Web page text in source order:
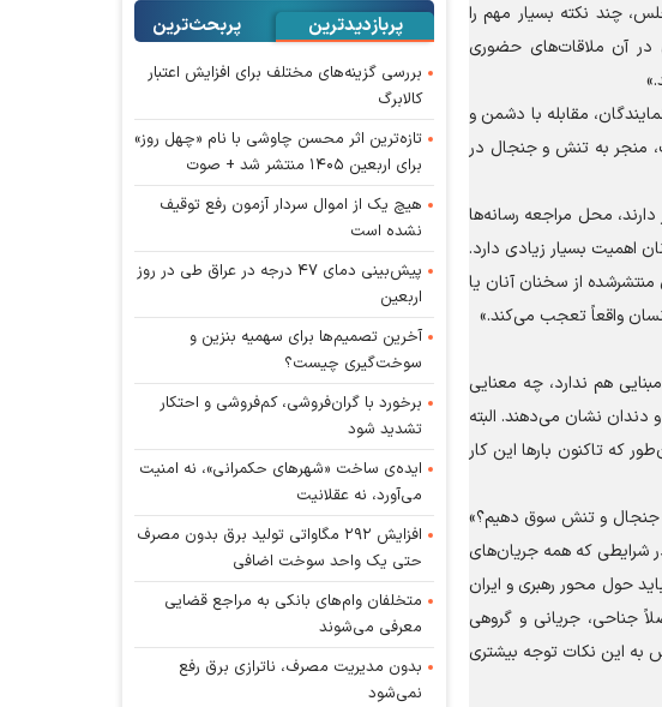
چند نکته بسیار مهم را
در آن ملاقات‌های حضوری
مقابله با دشمن و
منجر به تنش و جنجال در
محل مراجعه رسانه‌ها
اهمیت بسیار زیادی دارد.
از سخنان آنان یا
واقعاً تعجب می‌کند.»
هم ندارد، چه معنایی
دندان نشان می‌دهند. البته
که تاکنون بار‌ها این کار
جنجال و تنش سوق دهیم؟»
شرایطی که همه جریان‌های
حول محور رهبری و ایران
جناحی، جریانی و گروهی
به این نکات توجه بیشتری
پربازدیدترین پربحث‌ترین‌
بررسی گزینه‌های مختلف برای افزایش اعتبار
کالابرگ
تازه‌ترین اثر محسن چاوشی با نام «چهل روز»
برای اربعین ۱۴۰۵ منتشر شد + صوت
هیچ یک از اموال سردار آزمون رفع توقیف
نشده است
پیش‌بینی دمای ۴۷ درجه در عراق طی در روز
اربعین
آخرین تصمیم‌ها برای سهمیه بنزین و
سوخت‌گیری چیست؟
برخورد با گران‌فروشی، کم‌فروشی و احتکار
تشدید شود
ایده‌ی ساخت «شهرهای حکمرانی»، نه امنیت
می‌آورد، نه عقلانیت
افزایش ۲۹۲ مگاواتی تولید برق بدون مصرف
حتی یک واحد سوخت اضافی
متخلفان وام‌های بانکی به مراجع قضایی
معرفی می‌شوند
بدون مدیریت مصرف، ناترازی برق رفع
نمی‌شود